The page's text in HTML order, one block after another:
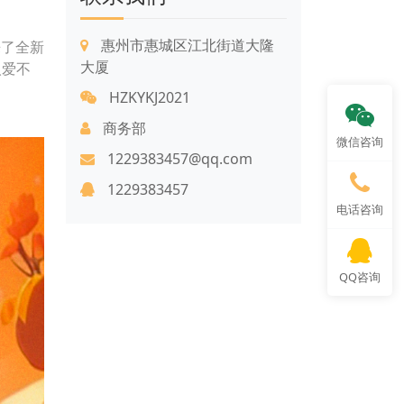
全新
不
惠州市惠城区江北街道大隆
大厦
HZKYKJ2021
商务部
1229383457@qq.com
1229383457
微信咨询
电话咨询
QQ咨询